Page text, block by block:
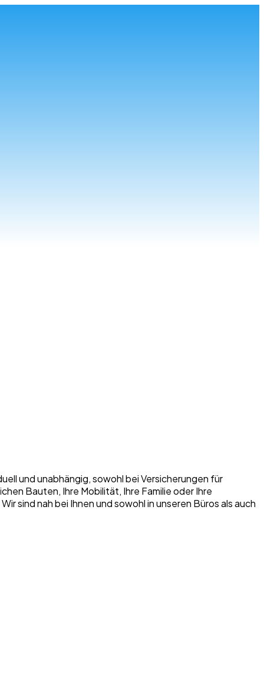
und unabhängig, sowohl bei Versicherungen für
Bauten, Ihre Mobilität, Ihre Familie oder Ihre
sind nah bei Ihnen und sowohl in unseren Büros als auch